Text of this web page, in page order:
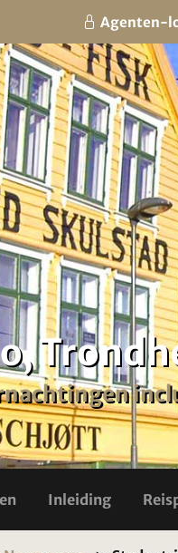
Agenten-
Inleiding